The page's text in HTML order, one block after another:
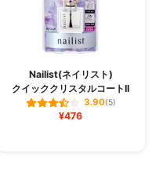
Nailist(ネイリスト)
クイッククリスタルコートII
3.90(5)
¥476